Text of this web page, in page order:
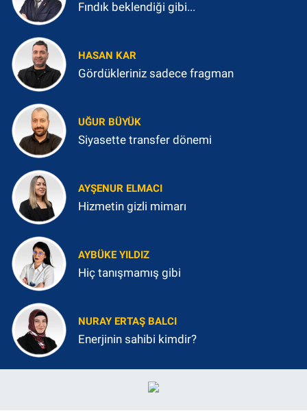
Fındık beklendiği gibi...
HASAN KAR
Gördükleriniz sadece fragman
UĞUR BÜYÜK
Siyasette transfer dönemi
AYŞENUR ELMACI
Hizmetin gizli mimarı
AYBÜKE YILDIZ
Hiç tanışmamış gibi
NURAY ERTAŞ BALCI
Enerjinin sahibi kimdir?